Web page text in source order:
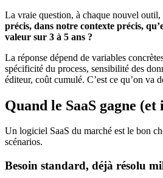
La vraie question, à chaque nouvel outil,
précis, dans notre contexte précis,
valeur sur 3 à 5 ans ?
La réponse dépend de variables
spécificité du process, sensibilité des
éditeur, coût cumulé. C’est ce qu’on va
Quand le SaaS gagne (et
Un logiciel SaaS du marché est le bon
scénarios.
Besoin standard, déjà résolu